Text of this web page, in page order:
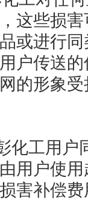
这些损
品或进行
户传送
的形象
化工用户
用户使
害补偿